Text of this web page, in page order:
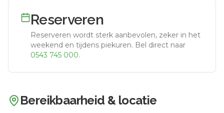
Reserveren
Reserveren wordt sterk aanbevolen, zeker in het
weekend en tijdens piekuren. Bel direct naar
0543 745 000.
Bereikbaarheid & locatie